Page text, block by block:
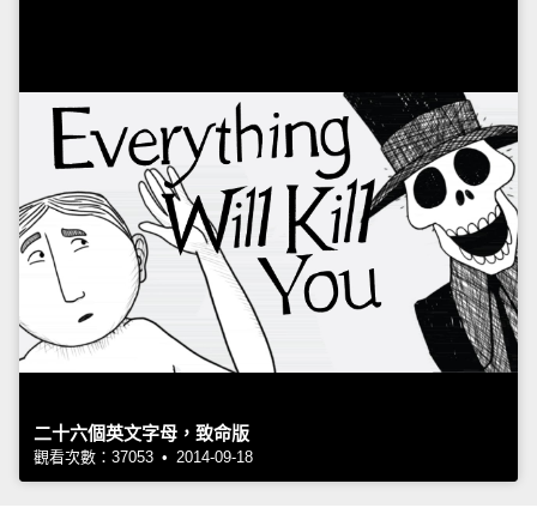
二十六個英文字母，致命版
觀看次數：37053 • 2014-09-18